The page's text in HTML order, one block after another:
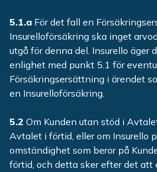
5.1.a För det fall en
Insurelloförsäkring ska inget
utgå för denna del. Insurello äger
enlighet med punkt 5.1 för
Försäkringsersättning i ärendet
en Insurelloförsäkring.
5.2 Om Kunden utan stöd i
Avtalet i förtid, eller om Insurello
omständighet som beror på
förtid, och detta sker efter det att